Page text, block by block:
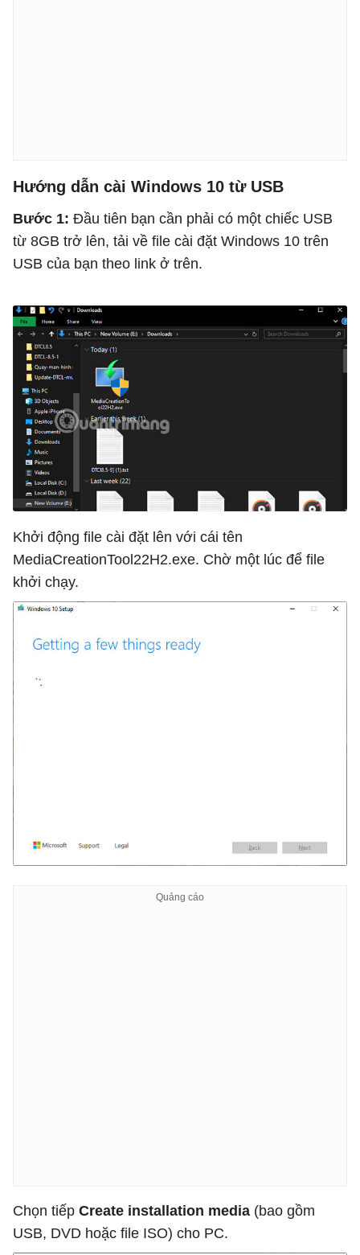
Hướng dẫn cài Windows 10 từ USB
Bước 1: Đầu tiên bạn cần phải có một chiếc USB
từ 8GB trở lên, tải về file cài đặt Windows 10 trên
USB của bạn theo link ở trên.
Khởi động file cài đặt lên với cái tên
MediaCreationTool22H2.exe. Chờ một lúc để file
khởi chạy.
Chọn tiếp Create installation media (bao gồm
USB, DVD hoặc file ISO) cho PC.